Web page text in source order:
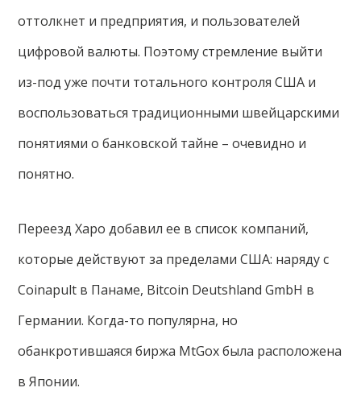
оттолкнет и предприятия, и пользователей
цифровой валюты. Поэтому стремление выйти
из-под уже почти тотального контроля США и
воспользоваться традиционными швейцарскими
понятиями о банковской тайне – очевидно и
понятно.
Переезд Xapo добавил ее в список компаний,
которые действуют за пределами США: наряду с
Coinapult в Панаме, Bitcoin Deutshland GmbH в
Германии. Когда-то популярна, но
обанкротившаяся биржа MtGox была расположена
в Японии.